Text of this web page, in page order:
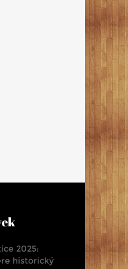
2025:
historický